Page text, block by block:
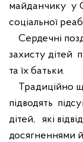
майданчику у
соціальної
Сердечні
захисту дітей
та їх батьки.
Традиційно
підводять
дітей,
які
досягненнями й